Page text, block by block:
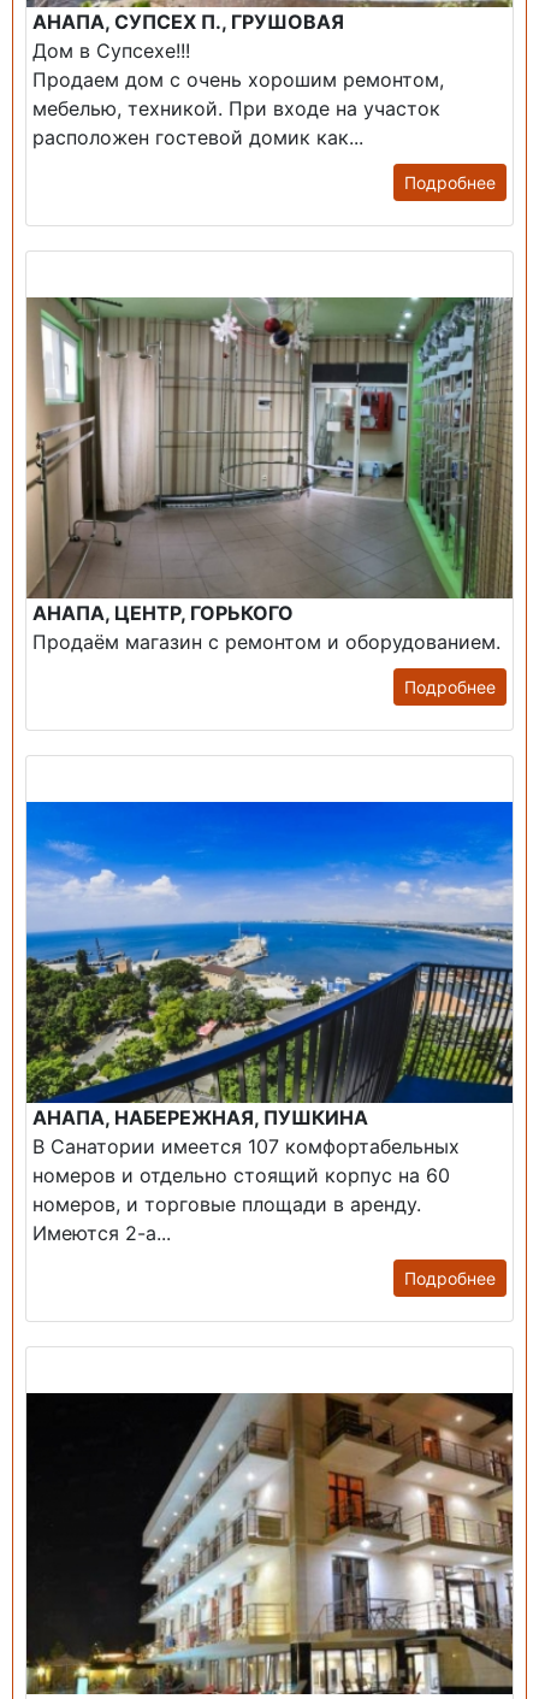
АНАПА, СУПСЕХ П., ГРУШОВАЯ
Дом в Супсехе!!!
Продаем дом с очень хорошим ремонтом,
мебелью, техникой. При входе на участок
расположен гостевой домик как...
Подробнее
АНАПА, ЦЕНТР, ГОРЬКОГО
Продаём магазин с ремонтом и оборудованием.
Подробнее
АНАПА, НАБЕРЕЖНАЯ, ПУШКИНА
В Санатории имеется 107 комфортабельных
номеров и отдельно стоящий корпус на 60
номеров, и торговые площади в аренду.
Имеются 2-а...
Подробнее